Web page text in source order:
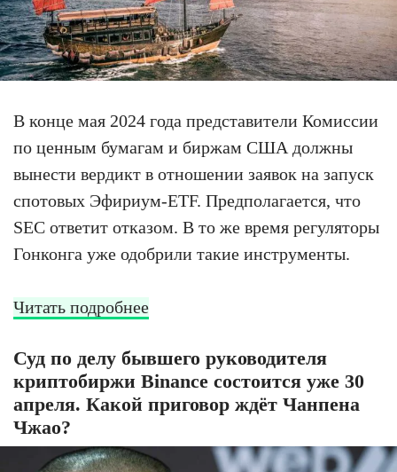
В конце мая 2024 года представители Комиссии
по ценным бумагам и биржам США должны
вынести вердикт в отношении заявок на запуск
спотовых Эфириум-ETF. Предполагается, что
SEC ответит отказом. В то же время регуляторы
Гонконга уже одобрили такие инструменты.
Читать подробнее
Суд по делу бывшего руководителя
криптобиржи Binance состоится уже 30
апреля. Какой приговор ждёт Чанпена
Чжао?